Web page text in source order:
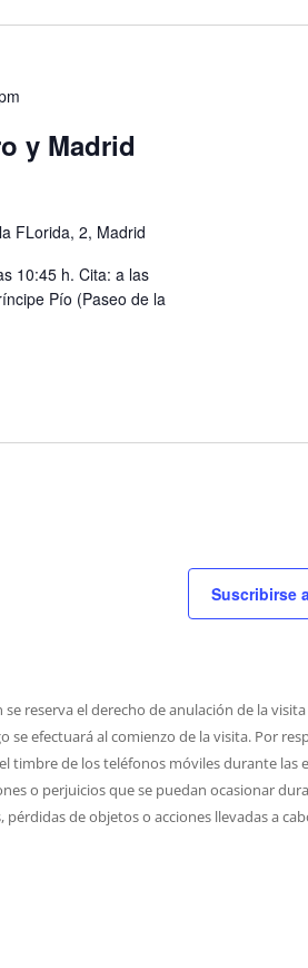
y Madrid
FLorida, 2, Madrid
10:45 h. Cita: a las
Pío (Paseo de la
Suscribirse
reserva el derecho de anulación de la
se efectuará al comienzo de la visita. Por
timbre de los teléfonos móviles durante las
o perjuicios que se puedan ocasionar
de objetos o acciones llevadas a